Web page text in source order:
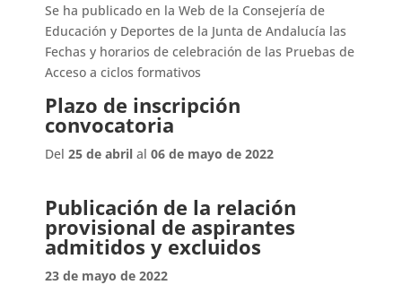
Se ha publicado en la Web de la Consejería de
Educación y Deportes de la Junta de Andalucía las
Fechas y horarios de celebración de las Pruebas de
Acceso a ciclos formativos
Plazo de inscripción
convocatoria
Del 25 de abrilal06 de mayo de 2022
Publicación de la relación
provisional de aspirantes
admitidos y excluidos
23 de mayo de 2022